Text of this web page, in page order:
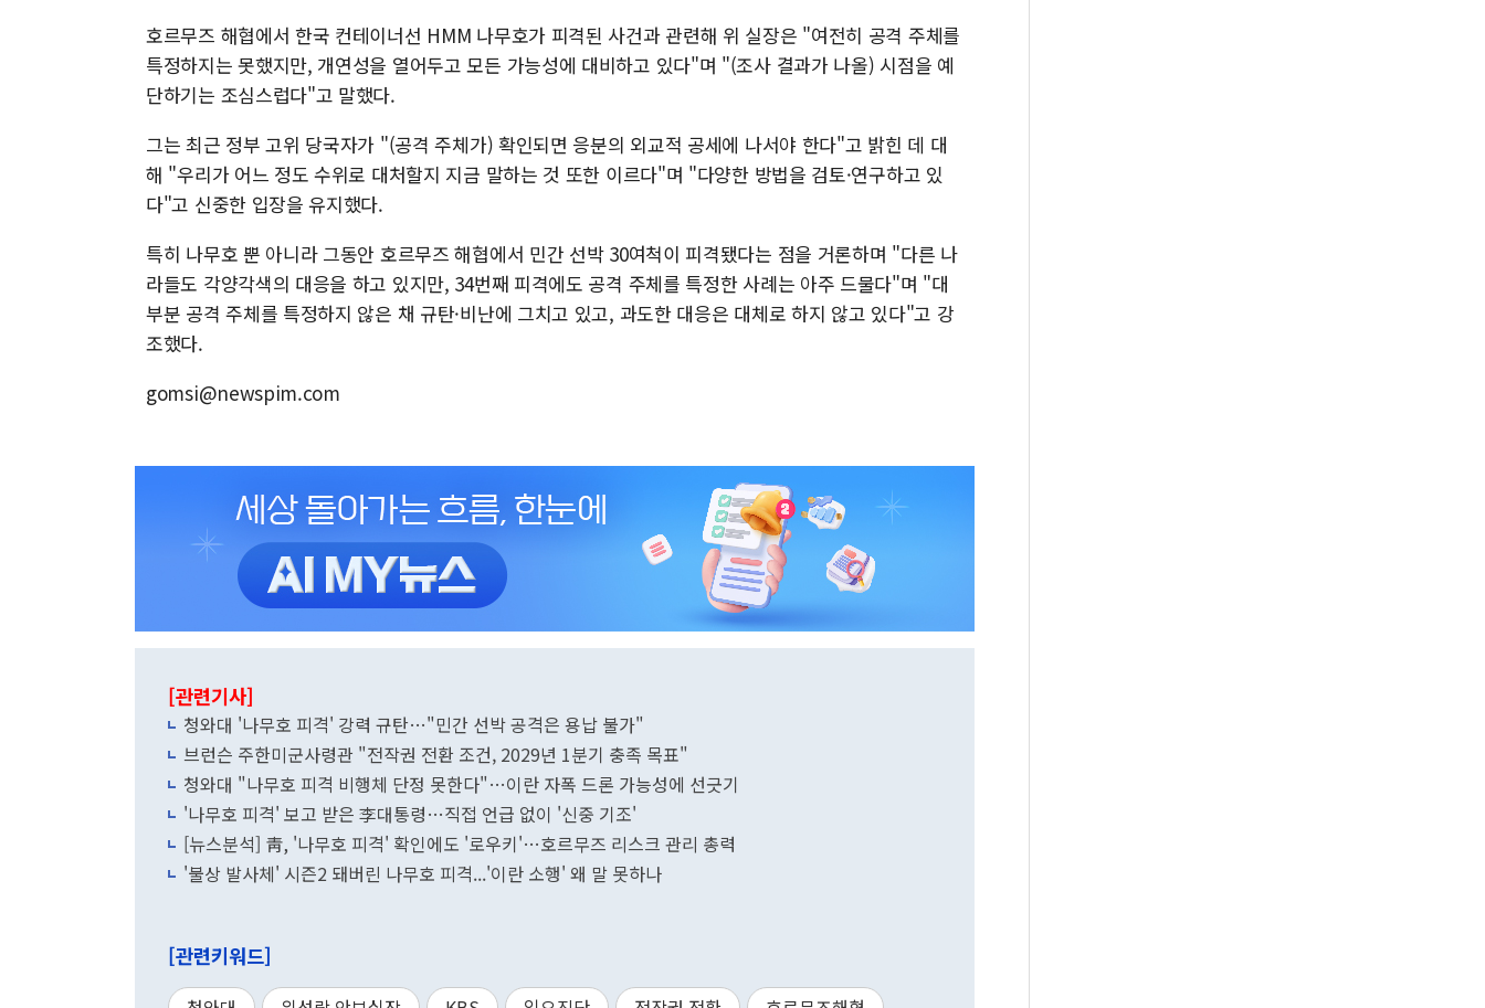
호르무즈 해협에서 한국 컨테이너선 HMM 나무호가 피격된 사건과 관련해 위 실장은 "여전히 공격 주체를
특정하지는 못했지만, 개연성을 열어두고 모든 가능성에 대비하고 있다"며 "(조사 결과가 나올) 시점을 예
단하기는 조심스럽다"고 말했다.
그는 최근 정부 고위 당국자가 "(공격 주체가) 확인되면 응분의 외교적 공세에 나서야 한다"고 밝힌 데 대
해 "우리가 어느 정도 수위로 대처할지 지금 말하는 것 또한 이르다"며 "다양한 방법을 검토·연구하고 있
다"고 신중한 입장을 유지했다.
특히 나무호 뿐 아니라 그동안 호르무즈 해협에서 민간 선박 30여척이 피격됐다는 점을 거론하며 "다른 나
라들도 각양각색의 대응을 하고 있지만, 34번째 피격에도 공격 주체를 특정한 사례는 아주 드물다"며 "대
부분 공격 주체를 특정하지 않은 채 규탄·비난에 그치고 있고, 과도한 대응은 대체로 하지 않고 있다"고 강
조했다.
gomsi@newspim.com
[관련기사]
청와대 '나무호 피격' 강력 규탄…"민간 선박 공격은 용납 불가"
브런슨 주한미군사령관 "전작권 전환 조건, 2029년 1분기 충족 목표"
청와대 "나무호 피격 비행체 단정 못한다"…이란 자폭 드론 가능성에 선긋기
'나무호 피격' 보고 받은 李대통령…직접 언급 없이 '신중 기조'
[뉴스분석] 靑, '나무호 피격' 확인에도 '로우키'…호르무즈 리스크 관리 총력
'불상 발사체' 시즌2 돼버린 나무호 피격...'이란 소행' 왜 말 못하나
[관련키워드]